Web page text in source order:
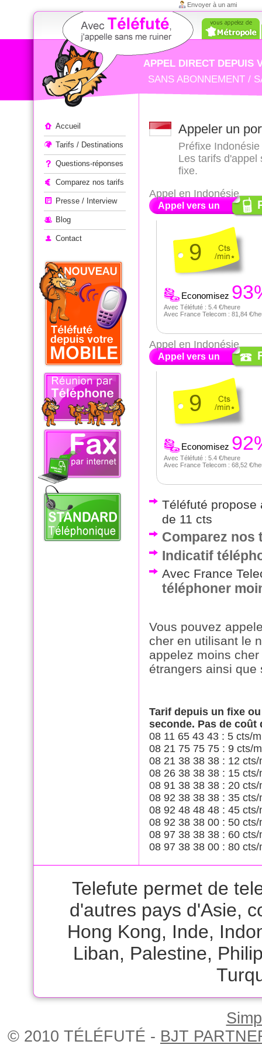
Envoyer à un ami
APPEL DIRECT DEPUIS
SANS ABONNEMENT /
Accueil
Tarifs / Destinations
Questions-réponses
Comparez nos tarifs
Presse / Interview
Blog
Contact
Appeler un
Préfixe
Les tarifs d'appel
fixe.
Appel vers un
Appel en Indonésie
9
Economisez
Avec Téléfuté : 5.4 €/heure
Avec France Telecom : 81,84 €/
Appel vers un
Appel en Indonésie
9
Economisez
Avec Téléfuté : 5.4 €/heure
Avec France Telecom : 68,52 €/
Téléfuté propose
de 11 cts
Comparez nos
Indicatif
Avec France
téléphoner
Vous pouvez
cher en utilisant le
appelez moins
étrangers ainsi que
Tarif depuis un fixe
seconde. Pas de coût
08 11 65 43 43 : 5 cts/
08 21 75 75 75 : 9 cts/
08 21 38 38 38 : 12 cts/
08 26 38 38 38 : 15 cts/
08 91 38 38 38 : 20 cts/
08 92 38 38 38 : 35 cts/
08 92 48 48 48 : 45 cts/
08 92 38 38 00 : 50 cts/
08 97 38 38 38 : 60 cts/
08 97 38 38 00 : 80 cts/
Telefute permet de
d'autres pays d'Asie,
Hong Kong, Inde,
Liban, Palestine,
© 2010 TÉLÉFUTÉ - BJT